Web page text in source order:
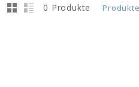
0 Produkte